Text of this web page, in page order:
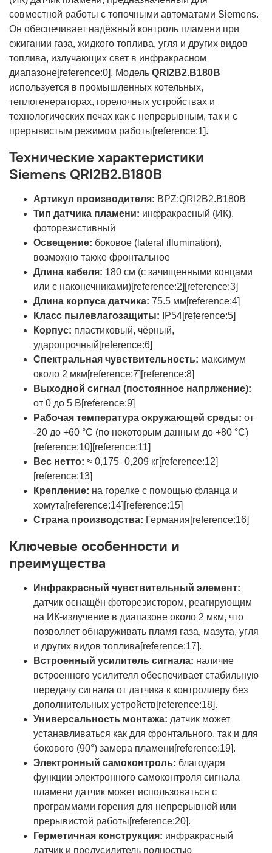
совместной работы с топочными автоматами Siemens.
Он обеспечивает надёжный контроль пламени при
сжигании газа, жидкого топлива, угля и других видов
топлива, излучающих свет в инфракрасном
диапазоне[reference:0]. Модель QRI2B2.B180B
используется в промышленных котельных,
теплогенераторах, горелочных устройствах и
технологических печах как с непрерывным, так и с
прерывистым режимом работы[reference:1].
Технические характеристики
Siemens QRI2B2.B180B
Артикул производителя: BPZ:QRI2B2.B180B
Тип датчика пламени: инфракрасный (ИК),
фоторезистивный
Освещение: боковое (lateral illumination),
возможно также фронтальное
Длина кабеля: 180 см (с зачищенными концами
или с наконечниками)[reference:2][reference:3]
Длина корпуса датчика: 75.5 мм[reference:4]
Класс пылевлагозащиты: IP54[reference:5]
Корпус: пластиковый, чёрный,
ударопрочный[reference:6]
Спектральная чувствительность: максимум
около 2 мкм[reference:7][reference:8]
Выходной сигнал (постоянное напряжение):
от 0 до 5 В[reference:9]
Рабочая температура окружающей среды: от
-20 до +60 °C (по некоторым данным до +80 °C)
[reference:10][reference:11]
Вес нетто: ≈ 0,175–0,209 кг[reference:12]
[reference:13]
Крепление: на горелке с помощью фланца и
хомута[reference:14][reference:15]
Страна производства: Германия[reference:16]
Ключевые особенности и
преимущества
Инфракрасный чувствительный элемент:
датчик оснащён фоторезистором, реагирующим
на ИК-излучение в диапазоне около 2 мкм, что
позволяет обнаруживать пламя газа, мазута, угля
и других видов топлива[reference:17].
Встроенный усилитель сигнала: наличие
встроенного усилителя обеспечивает стабильную
передачу сигнала от датчика к контроллеру без
дополнительных устройств[reference:18].
Универсальность монтажа: датчик может
устанавливаться как для фронтального, так и для
бокового (90°) замера пламени[reference:19].
Электронный самоконтроль: благодаря
функции электронного самоконтроля сигнала
пламени датчик может использоваться с
программами горения для непрерывной или
прерывистой работы[reference:20].
Герметичная конструкция: инфракрасный
датчик и предусилитель полностью